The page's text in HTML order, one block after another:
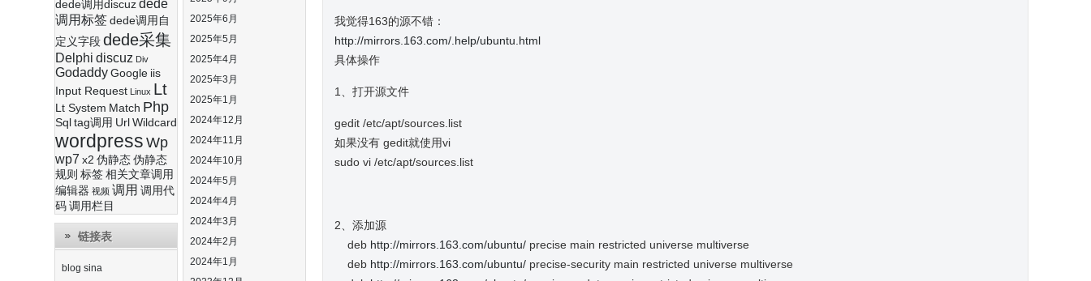
我觉得163的源不错：
http://mirrors.163.com/.help/ubuntu.html
具体操作
1、打开源文件
gedit /etc/apt/sources.list
如果没有 gedit就使用vi
sudo vi /etc/apt/sources.list
2、添加源
deb http://mirrors.163.com/ubuntu/ precise main restricted universe multiverse
deb http://mirrors.163.com/ubuntu/ precise-security main restricted universe multiverse
dede调用discuz dede
调用标签 dede调用自
定义字段 dede采集
Delphi discuz Div
Godaddy Google iis
Input Request Linux Lt
Lt System Match Php
Sql tag调用 Url Wildcard
wordpress Wp
wp7 x2 伪静态 伪静态
规则 标签 相关文章调用
编辑器 视频 调用 调用代
码 调用栏目
链接表
blog sina
2025年6月
2025年5月
2025年4月
2025年3月
2025年1月
2024年12月
2024年11月
2024年10月
2024年5月
2024年4月
2024年3月
2024年2月
2024年1月